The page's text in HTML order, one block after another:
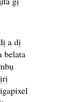
a dị
belata